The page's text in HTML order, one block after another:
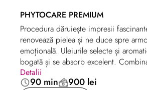
PHYTOCARE PREMIUM
Procedura dăruiește impresii
renovează pielea și ne duce spre
emoțională. Uleiurile selecte și
bogată și se absorb excelent.
uleiuri de baobab, caise, amigdale și
regenerează, hidratează și întineresc
Detalii
90 min 900 lei